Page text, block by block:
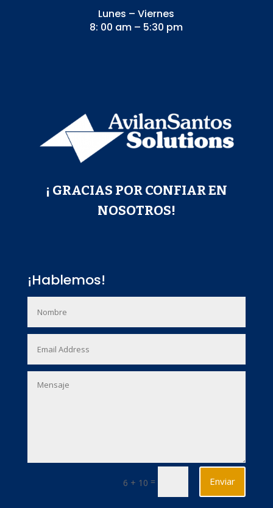
Lunes – Viernes
8: 00 am – 5:30 pm
¡ GRACIAS POR CONFIAR EN
NOSOTROS!
¡Hablemos!
6 + 10 = Enviar